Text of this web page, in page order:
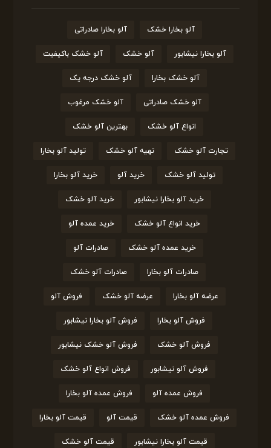
آلو بخارا خشک آلو بخارا صادراتی
آلو بخارا نیشابور آلو خشک آلو خشک باکیفیت
آلو خشک بخارا آلو خشک درجه یک
آلو خشک صادراتی آلو خشک مرغوب
انواع آلو خشک بهترین آلو خشک
تجارت آلو خشک تهیه آلو خشک تولید آلو بخارا
تولید آلو خشک خرید آلو خرید آلو بخارا
خرید آلو بخارا نیشابور خرید آلو خشک
خرید انواع آلو خشک خرید عمده آلو
خرید عمده آلو خشک صادرات آلو
صادرات آلو بخارا صادرات آلو خشک
عرضه آلو بخارا عرضه آلو خشک فروش آلو
فروش آلو بخارا فروش آلو بخارا نیشابور
فروش آلو خشک فروش آلو خشک نیشابور
فروش آلو نیشابور فروش انواع آلو خشک
فروش عمده آلو فروش عمده آلو بخارا
فروش عمده آلو خشک قیمت آلو قیمت آلو بخارا
قیمت آلو بخارا نیشابور قیمت آلو خشک